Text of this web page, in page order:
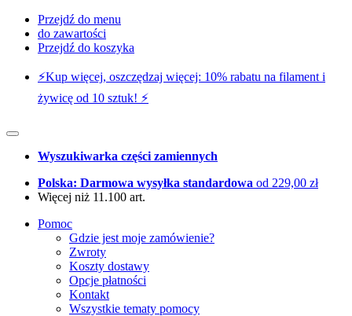
Przejdź do menu
do zawartości
Przejdź do koszyka
⚡️Kup więcej, oszczędzaj więcej: 10% rabatu na filament i
żywicę od 10 sztuk! ⚡️
Wyszukiwarka części zamiennych
Polska: Darmowa wysyłka standardowa od 229,00 zł
Więcej niż 11.100 art.
Pomoc
Gdzie jest moje zamówienie?
Zwroty
Koszty dostawy
Opcje płatności
Kontakt
Wszystkie tematy pomocy